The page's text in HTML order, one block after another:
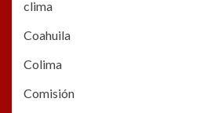
clima
Coahuila
Colima
Comisión